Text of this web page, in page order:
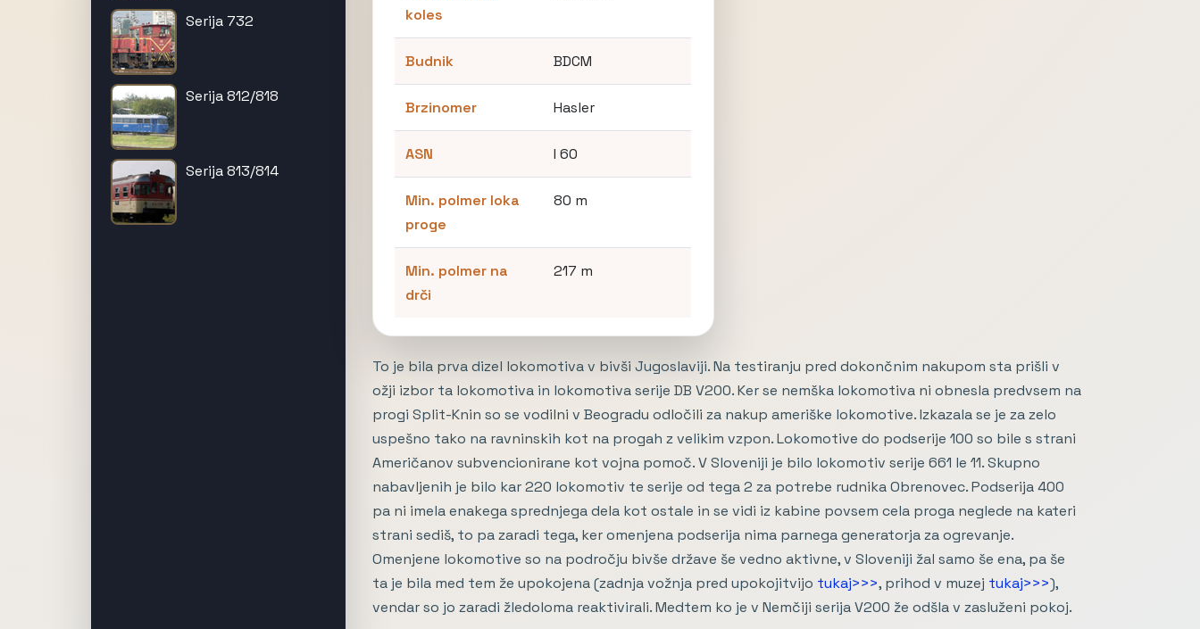
Serija 732
Serija 812/818
Serija 813/814
koles
Budnik BDCM
Brzinomer Hasler
ASN I 60
Min. polmer loka
proge
80 m
Min. polmer na
drči
217 m
To je bila prva dizel lokomotiva v bivši Jugoslaviji. Na testiranju pred dokončnim nakupom sta prišli v
ožji izbor ta lokomotiva in lokomotiva serije DB V200. Ker se nemška lokomotiva ni obnesla predvsem na
progi Split-Knin so se vodilni v Beogradu odločili za nakup ameriške lokomotive. Izkazala se je za zelo
uspešno tako na ravninskih kot na progah z velikim vzpon. Lokomotive do podserije 100 so bile s strani
Američanov subvencionirane kot vojna pomoč. V Sloveniji je bilo lokomotiv serije 661 le 11. Skupno
nabavljenih je bilo kar 220 lokomotiv te serije od tega 2 za potrebe rudnika Obrenovec. Podserija 400
pa ni imela enakega sprednjega dela kot ostale in se vidi iz kabine povsem cela proga neglede na kateri
strani sediš, to pa zaradi tega, ker omenjena podserija nima parnega generatorja za ogrevanje.
Omenjene lokomotive so na področju bivše države še vedno aktivne, v Sloveniji žal samo še ena, pa še
ta je bila med tem že upokojena (zadnja vožnja pred upokojitvijo tukaj>>>, prihod v muzej tukaj>>>),
vendar so jo zaradi žledoloma reaktivirali. Medtem ko je v Nemčiji serija V200 že odšla v zasluženi pokoj.